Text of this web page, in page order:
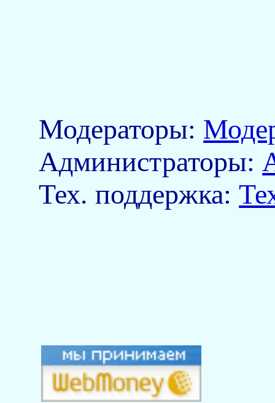
Модераторы:
Aдминистраторы:
Тех. поддержка: